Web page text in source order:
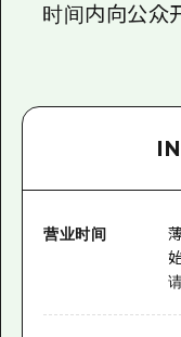
时间内向公众
营业时间